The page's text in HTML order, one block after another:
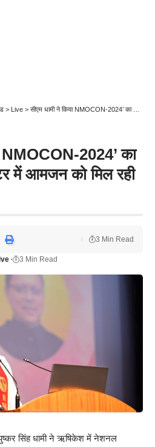
> Live > सीएम धामी ने किया NMOCON-2024’ का शुभारम्म, हेल्थ सेक्टर में आमजन को मिल रही सुविधाएं
NMOCON-2024’ का
में आमजन को मिल रही
3 Min Read
3 Min Read
सिंह धामी ने ऋषिकेश में नेशनल